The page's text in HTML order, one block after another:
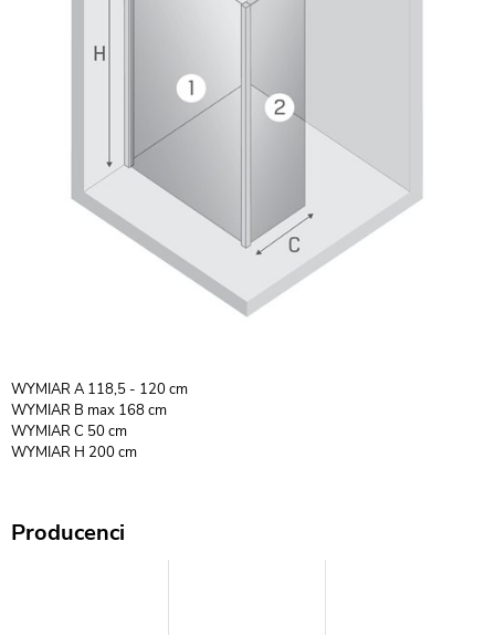
WYMIAR A 118,5 - 120 cm
WYMIAR B max 168 cm
WYMIAR C 50 cm
WYMIAR H 200 cm
Producenci